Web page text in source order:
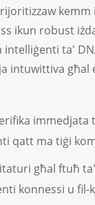
kemm
ikun robust
ta'
intuwittiva għal
immedjata
qatt ma tiġi
għal ftuħ
konnessi u fil-